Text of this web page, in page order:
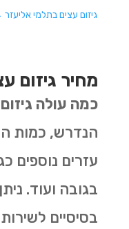
גיזום עצים בתלמי אליעזר
מחיר גיזום
כמה עולה
הנדרש, כמות
עזרים נוספים
בגובה ועוד.
בסיסיים